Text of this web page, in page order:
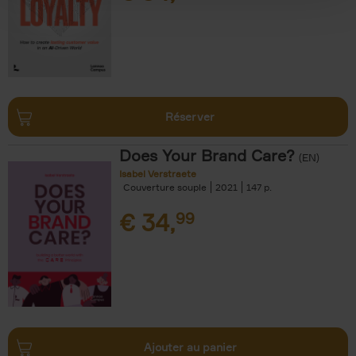
Réserver
Does Your Brand Care? (EN)
Isabel Verstraete
Couverture souple
2021 147
€ 34,99
Ajouter au panier